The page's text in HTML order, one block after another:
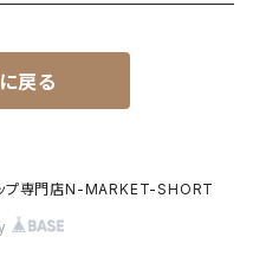
戻る
ップ専門店N-MARKET-SHORT